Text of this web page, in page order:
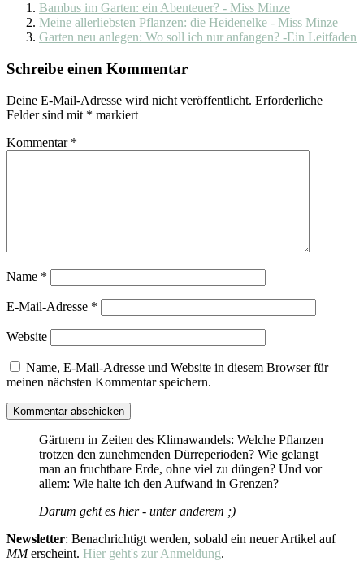
Bambus im Garten: ein Abenteuer? - Miss Minze
Meine allerliebsten Pflanzen: die Heidenelke - Miss Minze
Garten neu anlegen: Wo soll ich nur anfangen? -Ein Leitfaden
Schreibe einen Kommentar
Deine E-Mail-Adresse wird nicht veröffentlicht. Erforderliche
Felder sind mit * markiert
Kommentar *
Name *
E-Mail-Adresse *
Website
Name, E-Mail-Adresse und Website in diesem Browser für
meinen nächsten Kommentar speichern.
Gärtnern in Zeiten des Klimawandels: Welche Pflanzen
trotzen den zunehmenden Dürreperioden? Wie gelangt
man an fruchtbare Erde, ohne viel zu düngen? Und vor
allem: Wie halte ich den Aufwand in Grenzen?
Darum geht es hier - unter anderem ;)
Newsletter: Benachrichtigt werden, sobald ein neuer Artikel auf
MMerscheint. Hier geht's zur Anmeldung.